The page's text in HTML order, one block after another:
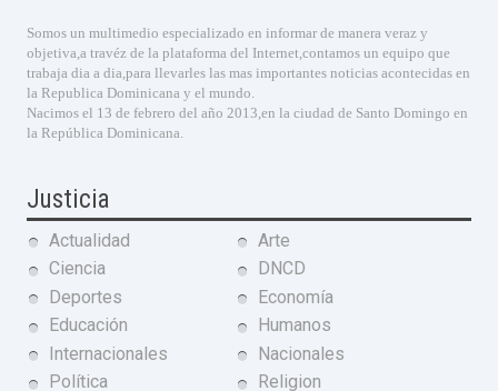
Somos un multimedio especializado en informar de manera veraz y
objetiva,a travéz de la plataforma del Internet,contamos un equipo que
trabaja dia a dia,para llevarles las mas importantes noticias acontecidas en
la Republica Dominicana y el mundo.
Nacimos el 13 de febrero del año 2013,en la ciudad de Santo Domingo en
la República Dominicana.
Justicia
Actualidad
Arte
Ciencia
DNCD
Deportes
Economía
Educación
Humanos
Internacionales
Nacionales
Política
Religion